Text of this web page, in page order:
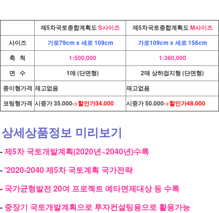
제5차국토종합계획도S사이즈 제5차국토종합계획도M사이즈
사이즈
가로79cm x세로 109cm
가로109cm x 세로 156cm
축 척
1:500,000
1:360,000
면 수
1매 (단면형)
2매 상하접지형 (단면형)
종이형가격 재고없음
재고없음
코팅형가격 시중가 35.000->할인가34.000 시중가 50.000->할인가48.000
상세상품정보 미리보기
-제5차 국토개발계획(2020년~2040년)수록
-'2020-2040 제5차 국토계획 국가전략
- 국가균형발전 20여 프로젝트 예타면제대상 등 수록
- 중장기 국토개발계획으로 투자컨설팅용으로 활용가능